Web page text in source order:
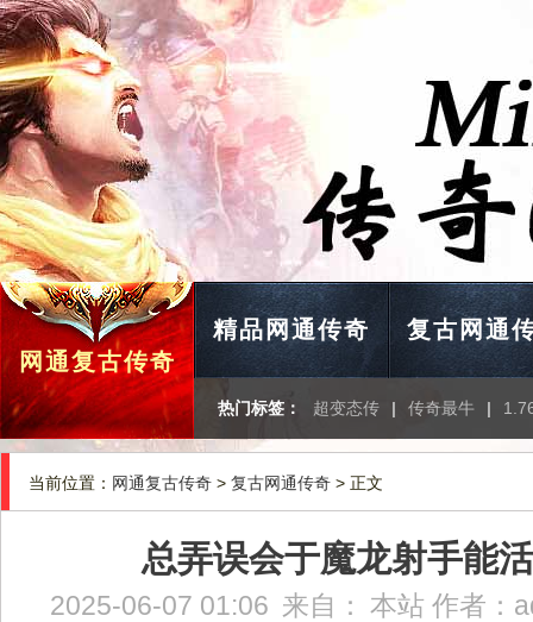
网通复古传奇
精品网通传奇 复古网通
热门标签： 超变态传 | 传奇最牛 |
当前位置： 网通复古传奇 > 复古网通传奇 > 正文
总弄误会于魔龙射手能
2025-06-07 01:06 来自： 本站 作者：